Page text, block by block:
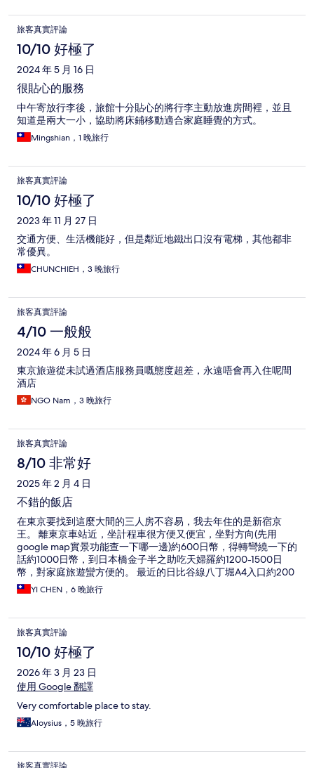
旅客真實評論
10/10 好極了
2024 年 5 月 16 日
很貼心的服務
中午寄放行李後，旅館十分貼心的將行李主動放進房間裡，並且
知道是兩大一小，協助將床鋪移動適合家庭睡覺的方式。
Mingshian，1 晚旅行
旅客真實評論
10/10 好極了
2023 年 11 月 27 日
交通方便、生活機能好，但是鄰近地鐵出口沒有電梯，其他都非
常優異。
CHUNCHIEH，3 晚旅行
旅客真實評論
4/10 一般般
2024 年 6 月 5 日
東京旅遊從未試過酒店服務員嘅態度超差，永遠唔會再入住呢間
酒店
NGO Nam，3 晚旅行
旅客真實評論
8/10 非常好
2025 年 2 月 4 日
不錯的飯店
在東京要找到這麼大間的三人房不容易，我去年住的是新宿京
王。 離東京車站近，坐計程車很方便又便宜，坐對方向(先用
google map實景功能查一下哪一邊)約600日幣，得轉彎繞一下的
話約1000日幣，到日本橋金子半之助吃天婦羅約1200-1500日
幣，對家庭旅遊蠻方便的。 最近的日比谷線八丁堀A4入口約200
公尺(對面Lawson再往前走一點，無電梯)，到銀座、築地、六本
木都很方便。 除了Lawson還有全家、7-11(轉角方向，旁邊還有一
裡就要走挺久的，且JR人多又擠，但好處是真好逛、真好買，地
下街連接幾家百貨公司。 這次住小站附近，走一下就可以坐日比
谷線，轉銀座線也很方便，少了人擠人的感覺且不容易迷路，對
自助新手蠻方便的，但要逛街買東西就要去銀座會比較快又方
便，吃東西就到東京車站地下街，若要到新宿轉乘就太遠又麻
煩。 這次分兩次入住，中間換一次飯店住兩天再回來續住4晚，
很多(千萬不要尖峰時間帶大行李廂擠地鐵，很可怕的)。 前面住
感覺挺不錯，雖然有些灰塵沒打掃到，但浴巾蠻新的、房間大、
選擇，但後面回來續住換了一間房，浴室地板出水孔蓋子沒蓋上
(猜測本來有問題沒處理好，也沒交接好，幸好我一看到就有拍照
YI CHEN，6 晚旅行
旅客真實評論
10/10 好極了
2026 年 3 月 23 日
使用 Google 翻譯
Very comfortable place to stay.
Aloysius，5 晚旅行